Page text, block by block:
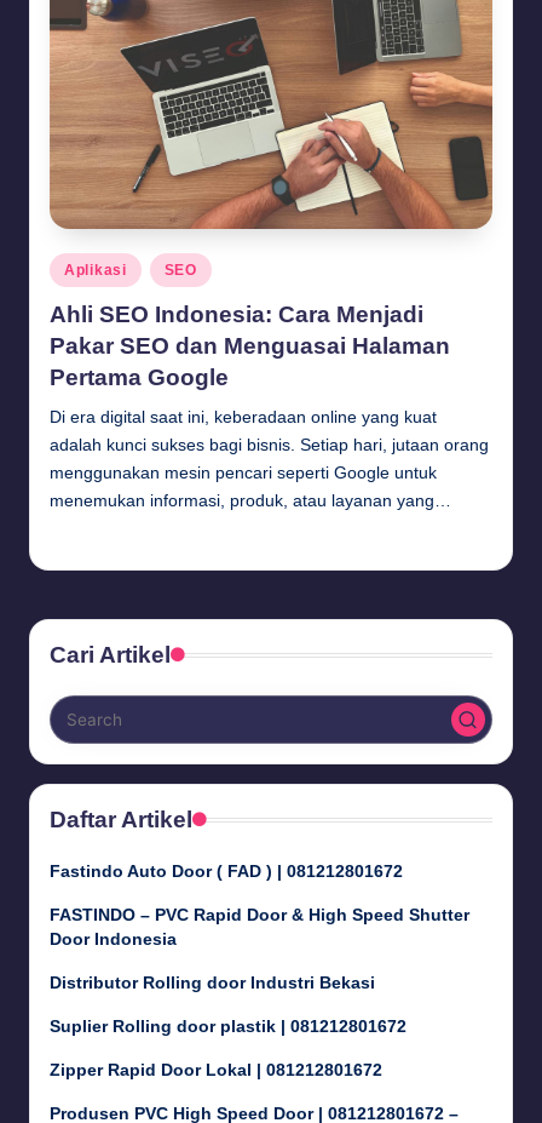
Posted
in
Aplikasi SEO
Ahli SEO Indonesia: Cara Menjadi
Pakar SEO dan Menguasai Halaman
Pertama Google
Di era digital saat ini, keberadaan online yang kuat
adalah kunci sukses bagi bisnis. Setiap hari, jutaan orang
menggunakan mesin pencari seperti Google untuk
menemukan informasi, produk, atau layanan yang…
Cari Artikel
Daftar Artikel
Fastindo Auto Door ( FAD ) | 081212801672
FASTINDO – PVC Rapid Door & High Speed Shutter
Door Indonesia
Distributor Rolling door Industri Bekasi
Suplier Rolling door plastik | 081212801672
Zipper Rapid Door Lokal | 081212801672
Produsen PVC High Speed Door | 081212801672 –